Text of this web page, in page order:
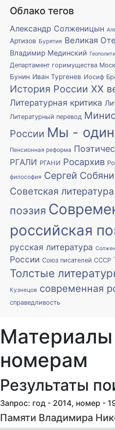
Облако тегов
Александр Солженицын
Артизов Бурятия Великая
Владимир Мединский
Департамент горимущества
Бунин Иван Тургенев Иосиф
История России XX
Литературная критика
Литературный перевод
России Мы -
Пенсионная реформа
РГАЛИ РГАНИ Росархив
философия Сергей
Советская литература
поэзия
российская
русская литература
России Союз писателей СССР
Толстые
Кузнецов современная
справедливость
номерам
Результаты
Запрос: год - 2014, номер -
Памяти Владимира